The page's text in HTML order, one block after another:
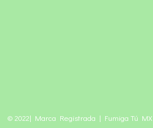
© 2022| Marca Registrada | Fumiga Tú MX